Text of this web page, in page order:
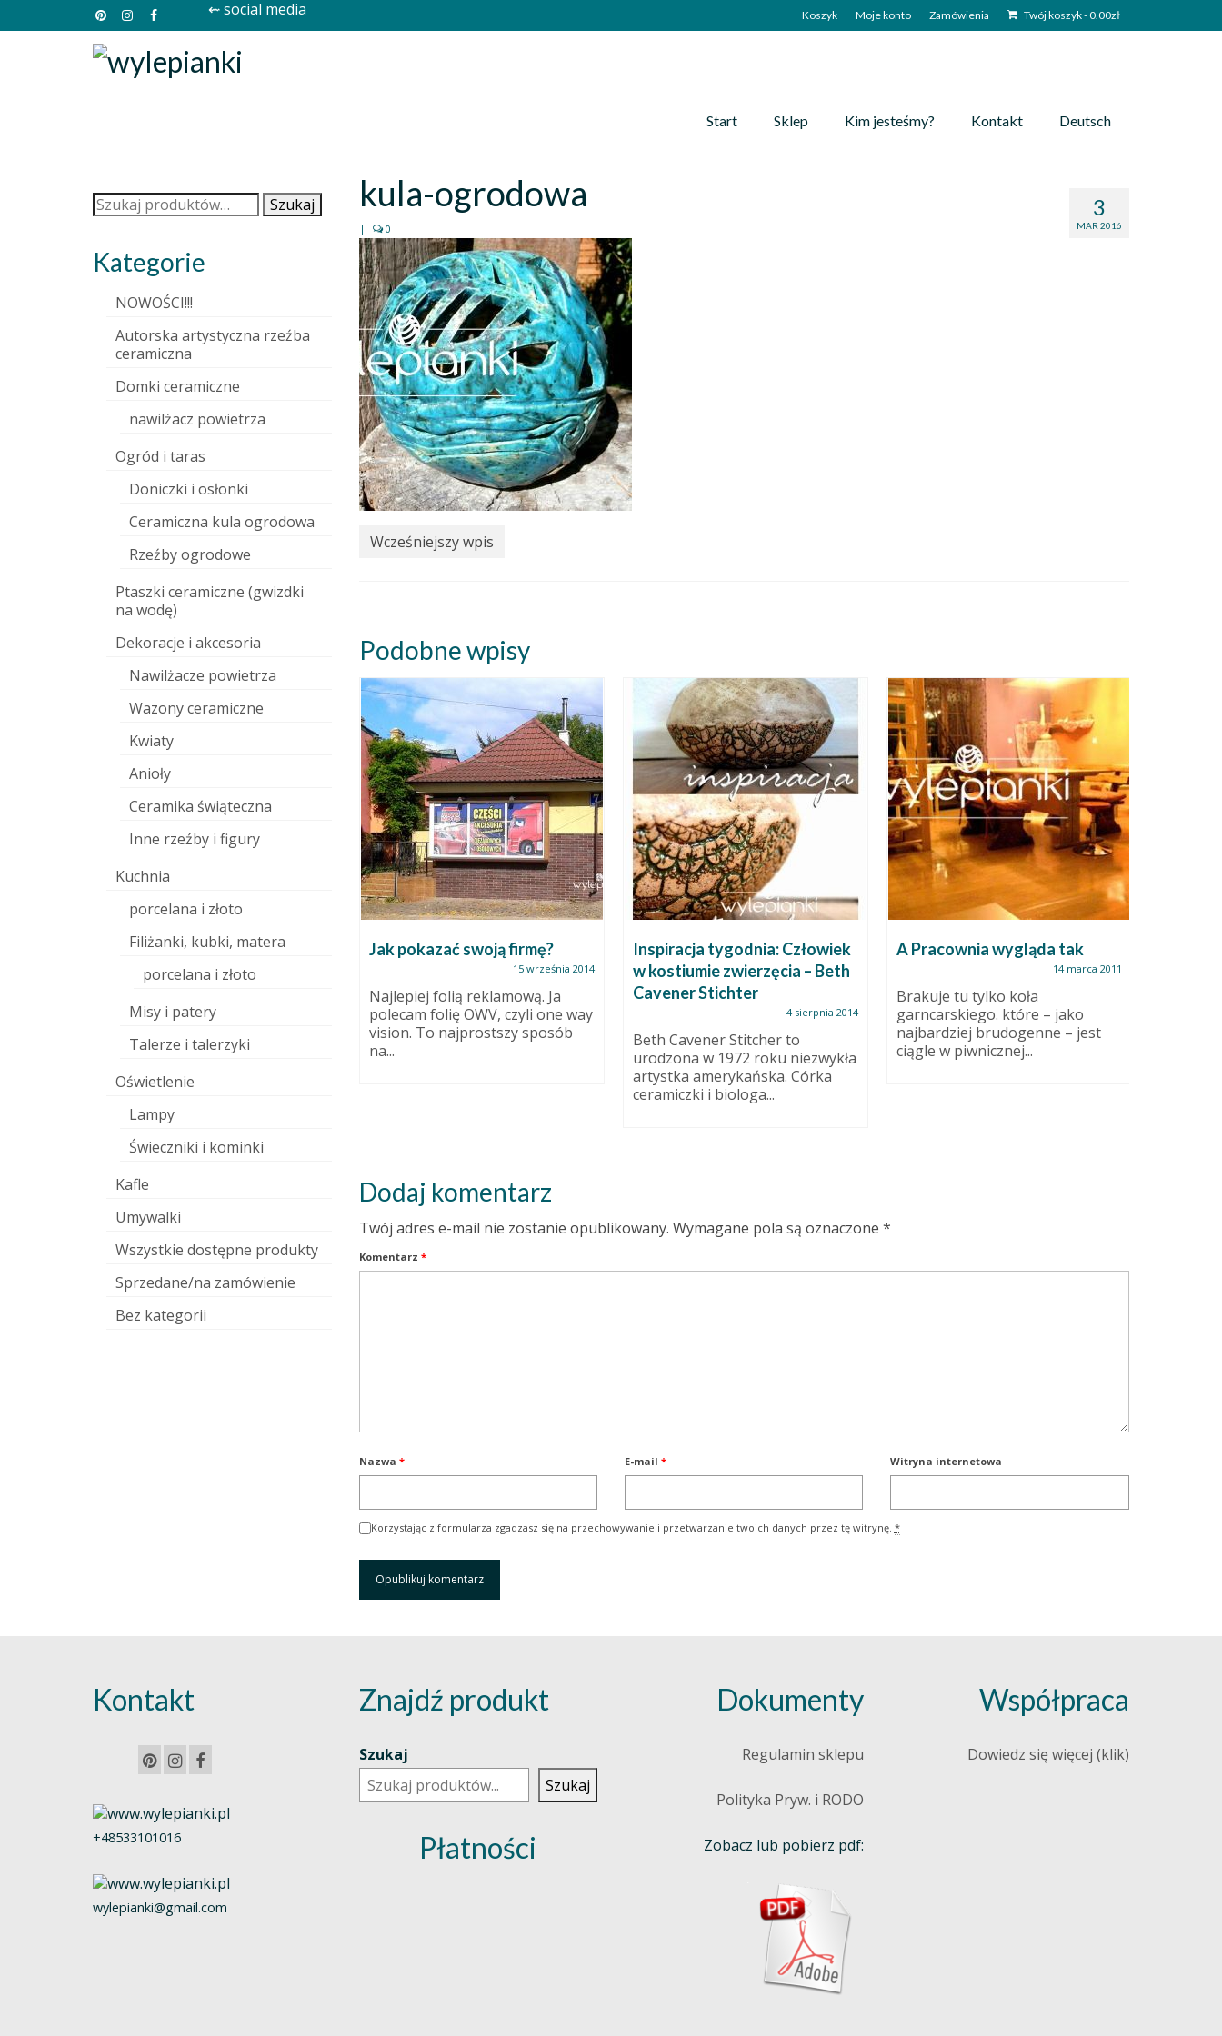
Koszyk Moje konto Zamówienia Twój koszyk-0.00zł
⇜ social media
Start Sklep Kim jesteśmy? Kontakt Deutsch
3
MAR 2016
kula-ogrodowa
| 0
Wcześniejszy wpis
Podobne wpisy
Ferie z bajką w pracowni
ceramiki!
Ledwo wdrożyliśmy się w
obowiązki po długiej przerwie
świątecznej, a tu już ferie! Jeśli
nie...
Jak pokazać swoją firmę?
15 września 2014
Najlepiej folią reklamową. Ja
polecam folię OWV, czyli one way
vision. To najprostszy sposób
na...
Inspiracja tygodnia: Człowiek
w kostiumie zwierzęcia – Beth
Cavener Stichter
4 sierpnia 2014
Beth Cavener Stitcher to
urodzona w 1972 roku niezwykła
artystka amerykańska. Córka
ceramiczki i biologa...
A Pracownia wygląda tak
14 marca 2011
Brakuje tu tylko koła
garncarskiego. które – jako
najbardziej brudogenne – jest
ciągle w piwnicznej...
Dodaj komentarz
Twój adres e-mail nie zostanie opublikowany. Wymagane pola są oznaczone *
Komentarz *
Nazwa * E-mail * Witryna internetowa
Korzystając z formularza zgadzasz się na przechowywanie i przetwarzanie twoich danych przez tę witrynę. *
Szukaj: Szukaj
Kategorie
NOWOŚCI!!!
Autorska artystyczna rzeźba
ceramiczna
Domki ceramiczne
nawilżacz powietrza
Ogród i taras
Doniczki i osłonki
Ceramiczna kula ogrodowa
Rzeźby ogrodowe
Ptaszki ceramiczne (gwizdki
na wodę)
Dekoracje i akcesoria
Nawilżacze powietrza
Wazony ceramiczne
Kwiaty
Anioły
Ceramika świąteczna
Inne rzeźby i figury
Kuchnia
porcelana i złoto
Filiżanki, kubki, matera
porcelana i złoto
Misy i patery
Talerze i talerzyki
Oświetlenie
Lampy
Świeczniki i kominki
Kafle
Umywalki
Wszystkie dostępne produkty
Sprzedane/na zamówienie
Bez kategorii
Kontakt
+48533101016
wylepianki@gmail.com
Znajdź produkt
Szukaj
Szukaj
Płatności
Dokumenty
Regulamin sklepu
Polityka Pryw. i RODO
Zobacz lub pobierz pdf:
Współpraca
Dowiedz się więcej (klik)